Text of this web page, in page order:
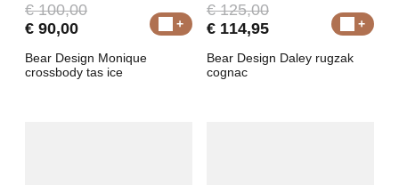
€ 100,00
€ 90,00
Bear Design Monique
crossbody tas ice
€ 125,00
€ 114,95
Bear Design Daley rugzak
cognac